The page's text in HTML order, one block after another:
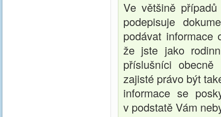
Ve většině
podepisuje
podávat informace
že jste jako
příslušníci
zajisté právo být
informace se
v podstatě Vám